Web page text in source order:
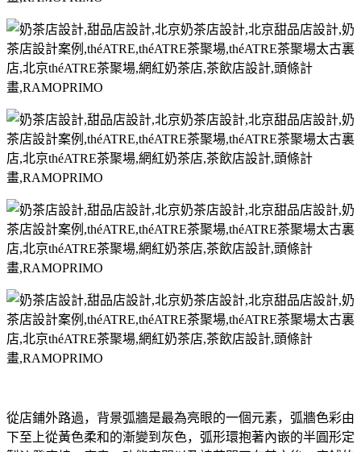
從店鋪外路過，背景弧牆是最為亮眼的一個元素，弧牆色彩由
下至上從黃色柔和的漸變到灰色，弧形環抱著內嵌的半圓形定